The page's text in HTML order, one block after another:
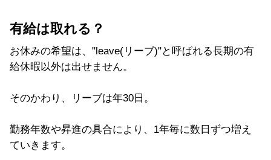
有給は取れる？
お休みの希望は、"leave(リーブ)"と呼ばれる長期の有
給休暇以外は出せません。
そのかわり、リーブは年30日。
勤務年数や昇進の具合により、1年毎に数日ずつ増え
ていきます。